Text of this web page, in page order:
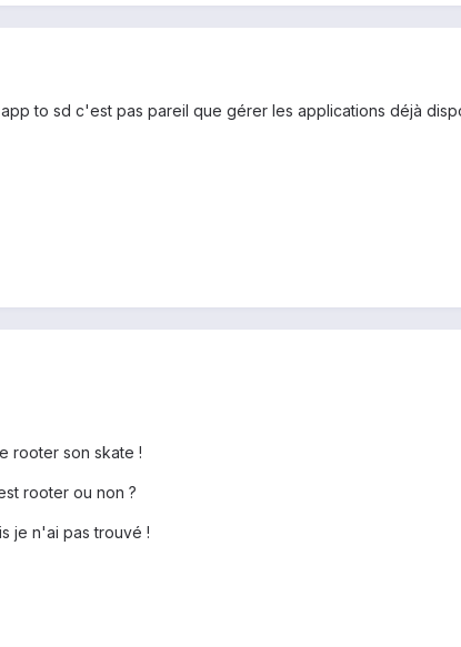
to sd c'est pas pareil que gérer les applications déjà
rooter son skate !
rooter ou non ?
je n'ai pas trouvé !